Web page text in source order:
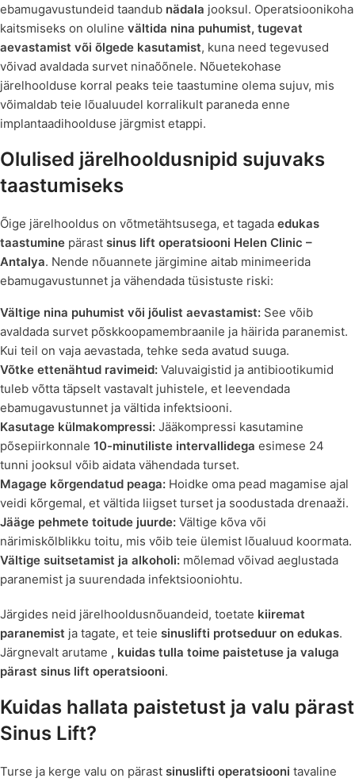
ebamugavustundeid taandub nädala jooksul. Operatsioonikoha
kaitsmiseks on oluline vältida nina puhumist, tugevat
aevastamist või õlgede kasutamist, kuna need tegevused
võivad avaldada survet ninaõõnele. Nõuetekohase
järelhoolduse korral peaks teie taastumine olema sujuv, mis
võimaldab teie lõualuudel korralikult paraneda enne
implantaadihoolduse järgmist etappi.
Olulised järelhooldusnipid sujuvaks
taastumiseks
Õige järelhooldus on võtmetähtsusega, et tagada edukas
taastumine pärast sinus lift operatsiooni Helen Clinic –
Antalya. Nende nõuannete järgimine aitab minimeerida
ebamugavustunnet ja vähendada tüsistuste riski:
Vältige nina puhumist või jõulist aevastamist: See võib
avaldada survet põskkoopamembraanile ja häirida paranemist.
Kui teil on vaja aevastada, tehke seda avatud suuga.
Võtke ettenähtud ravimeid: Valuvaigistid ja antibiootikumid
tuleb võtta täpselt vastavalt juhistele, et leevendada
ebamugavustunnet ja vältida infektsiooni.
Kasutage külmakompressi: Jääkompressi kasutamine
põsepiirkonnale 10-minutiliste intervallidega esimese 24
tunni jooksul võib aidata vähendada turset.
Magage kõrgendatud peaga: Hoidke oma pead magamise ajal
veidi kõrgemal, et vältida liigset turset ja soodustada drenaaži.
Jääge pehmete toitude juurde: Vältige kõva või
närimiskõlblikku toitu, mis võib teie ülemist lõualuud koormata.
Vältige suitsetamist ja alkoholi: mõlemad võivad aeglustada
paranemist ja suurendada infektsiooniohtu.
Järgides neid järelhooldusnõuandeid, toetate kiiremat
paranemist ja tagate, et teie sinuslifti protseduur on edukas.
Järgnevalt arutame , kuidas tulla toime paistetuse ja valuga
pärast sinus lift operatsiooni.
Kuidas hallata paistetust ja valu pärast
Sinus Lift?
Turse ja kerge valu on pärast sinuslifti operatsiooni tavaline